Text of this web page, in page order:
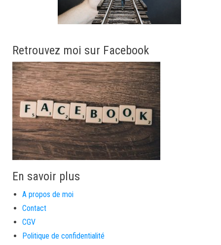
Retrouvez moi sur Facebook
En savoir plus
A propos de moi
Contact
CGV
Politique de confidentialité